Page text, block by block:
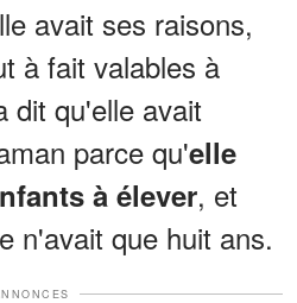
avait ses raisons,
à fait valables à
dit qu'elle avait
parce qu'elle
à élever, et
n'avait que huit ans.